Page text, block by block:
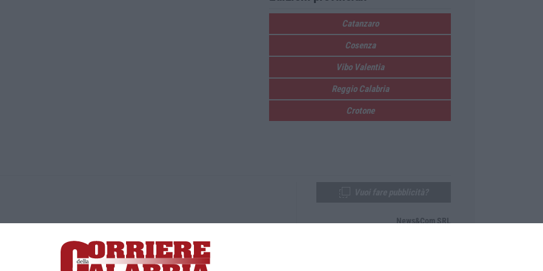
Catanzaro
Cosenza
Vibo Valentia
Reggio Calabria
Crotone
Lamezia Terme (CZ)
responsabile Paola Militano |Privacy
News&Com SRL